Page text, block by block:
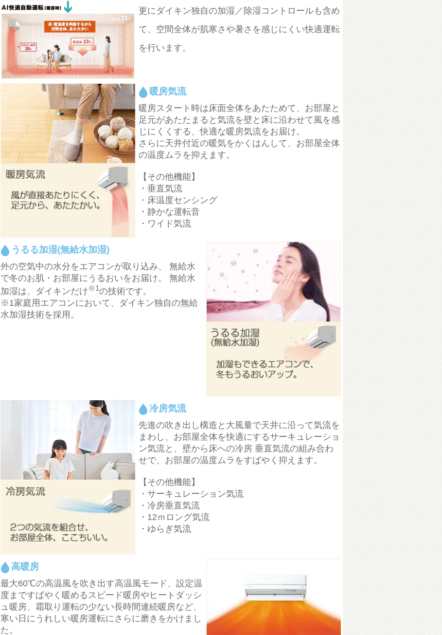
更にダイキン独自の加湿／除湿コントロールも含め
て、空間全体が肌寒さや暑さを感じにくい快適運転
を行います。
暖房気流
暖房スタート時は床面全体をあたためて、お部屋と
足元があたたまると気流を壁と床に沿わせて風を感
じにくくする、快適な暖房気流をお届け。
さらに天井付近の暖気をかくはんして、お部屋全体
の温度ムラを抑えます。
【その他機能】
・垂直気流
・床温度センシング
・静かな運転音
・ワイド気流
うるる加湿(無給水加湿)
外の空気中の水分をエアコンが取り込み、 無給水
で冬のお肌・お部屋にうるおいをお届け。 無給水
加湿は、ダイキンだけ※1の技術です。
※1家庭用エアコンにおいて、ダイキン独自の無給
水加湿技術を採用。
冷房気流
先進の吹き出し構造と大風量で天井に沿って気流を
まわし、お部屋全体を快適にするサーキュレーショ
ン気流と、壁から床への冷房 垂直気流の組み合わ
せで、お部屋の温度ムラをすばやく抑えます。
【その他機能】
・サーキュレーション気流
・冷房垂直気流
・12ｍロング気流
・ゆらぎ気流
高暖房
最大60℃の高温風を吹き出す高温風モード、設定温
度まですばやく暖めるスピード暖房やヒートダッシ
ュ暖房、霜取り運転の少ない長時間連続暖房など、
寒い日にうれしい暖房運転にさらに磨きをかけまし
た。